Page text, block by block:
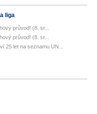
liga
průvod! (8. sr...
průvod! (8. sr...
25 let na seznamu UN...